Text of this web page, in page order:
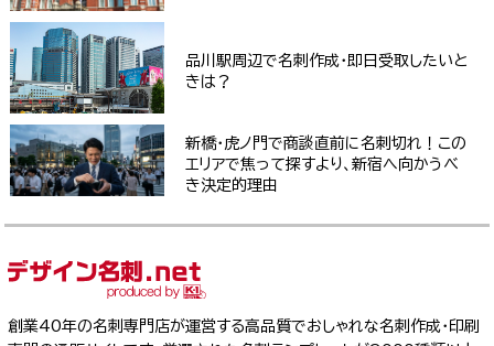
品川駅周辺で名刺作成・即日受取したいと
きは？
新橋・虎ノ門で商談直前に名刺切れ！この
エリアで焦って探すより、新宿へ向かうべ
き決定的理由
創業40年の名刺専門店が運営する高品質でおしゃれな名刺作成・印刷